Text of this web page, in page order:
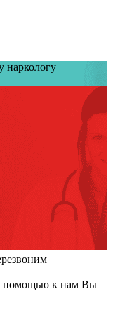
наркологу
помощью к нам Вы